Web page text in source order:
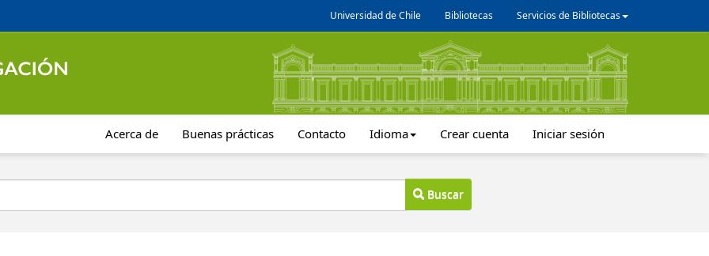
Universidad de Chile Bibliotecas Servicios de Bibliotecas
Acerca de Buenas prácticas Contacto Idioma Crear cuenta Iniciar sesión
Buscar